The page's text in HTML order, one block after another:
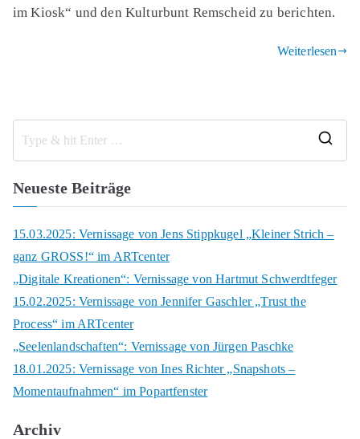
im Kiosk“ und den Kulturbunt Remscheid zu berichten.
Weiterlesen
r
Neueste Beiträge
15.03.2025: Vernissage von Jens Stippkugel „Kleiner Strich –
ganz GROSS!“ im ARTcenter
„Digitale Kreationen“: Vernissage von Hartmut Schwerdtfeger
15.02.2025: Vernissage von Jennifer Gaschler „Trust the
Process“ im ARTcenter
„Seelenlandschaften“: Vernissage von Jürgen Paschke
18.01.2025: Vernissage von Ines Richter „Snapshots –
Momentaufnahmen“ im Popartfenster
Archiv